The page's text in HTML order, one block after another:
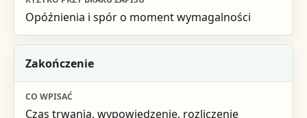
Opóźnienia i spór o moment wymagalności
Zakończenie
Czas trwania, wypowiedzenie, rozliczenie